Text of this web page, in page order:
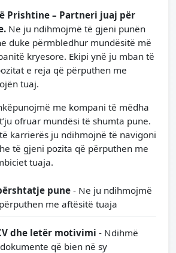
Prishtine – Partneri juaj për
Ne ju ndihmojmë të gjeni punën
duke përmbledhur mundësitë më
kryesore. Ekipi ynë ju mban të
e reja që përputhen me
tuaj.
me kompani të mëdha
ofruar mundësi të shumta pune.
karrierës ju ndihmojnë të navigoni
të gjeni pozita që përputhen me
tuaja.
pune - Ne ju ndihmojmë
me aftësitë tuaja
dhe letër motivimi - Ndihmë
që bien në sy